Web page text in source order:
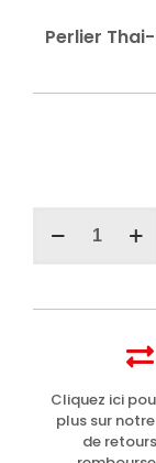
Perlier
150Cliquez ici
plus sur
de